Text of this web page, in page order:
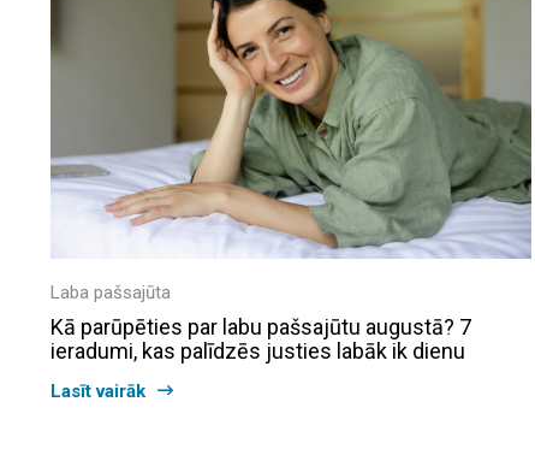
Laba pašsajūta
Kā parūpēties par labu pašsajūtu augustā? 7
ieradumi, kas palīdzēs justies labāk ik dienu
Lasīt vairāk